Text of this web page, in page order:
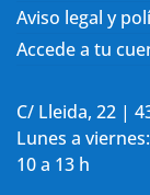
Aviso legal y
Accede a tu
C/ Lleida, 22 |
Lunes a
10 a 13 h